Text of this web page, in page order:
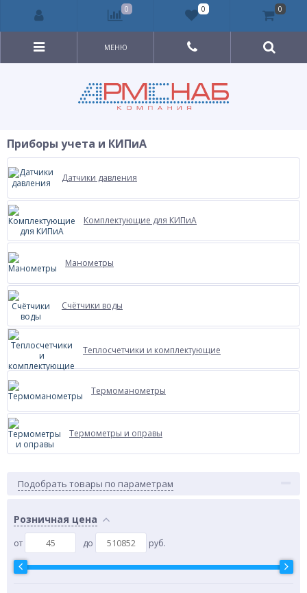
МЕНЮ
Приборы учета и КИПиА
Датчики давления
Комплектующие для КИПиА
Манометры
Счётчики воды
Теплосчетчики и комплектующие
Термоманометры
Термометры и оправы
Подобрать товары по параметрам
Розничная цена
от до руб.
0 0 0